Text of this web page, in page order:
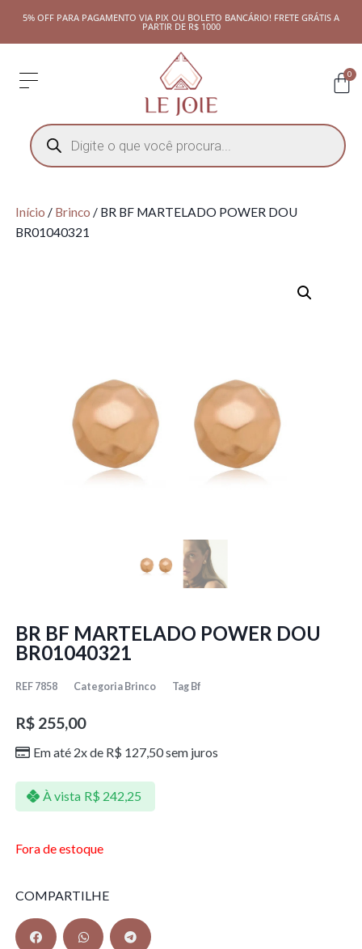
5% OFF PARA PAGAMENTO VIA PIX OU BOLETO BANCÁRIO! FRETE GRÁTIS A
PARTIR DE R$ 1000
0
Início / Brinco / BR BF MARTELADO POWER DOU
BR01040321
BR BF MARTELADO POWER DOU
BR01040321
REF 7858 Categoria Brinco Tag Bf
R$255,00
Em até 2x de R$ 127,50sem juros
À vista R$ 242,25
Fora de estoque
COMPARTILHE